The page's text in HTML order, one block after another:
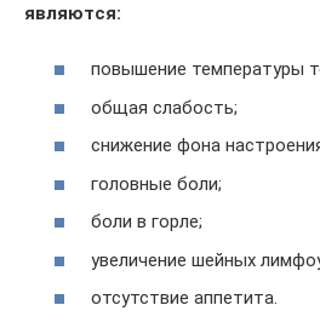
являются:
повышение температуры
общая слабость;
снижение фона
головные боли;
боли в горле;
увеличение шейных
отсутствие аппетита.